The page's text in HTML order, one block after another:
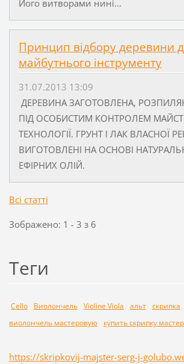
Його витворами нині...
Принцип відбору деревини
майбутнього інструменту
31.07.2013 13:09
ДЕРЕВИНА ЗАГОТОВЛЕНА,
ПІД ОСОБИСТИМ КОНТРОЛЕМ
ТЕХНОЛОГІЇ. ГРУНТ І ЛАК ВЛАСНОЇ
ВИГОТОВЛЕНІ НА ОСНОВІ
ЕФІРНИХ ОЛІЙ.
Всі статті
Зображено: 1 - 3 з 6
Теги
Cello Виолончель Violine Viola альт скрипка
виолончель мастеровую
купить скрипку
https://skripkovij-majster-serg-j-